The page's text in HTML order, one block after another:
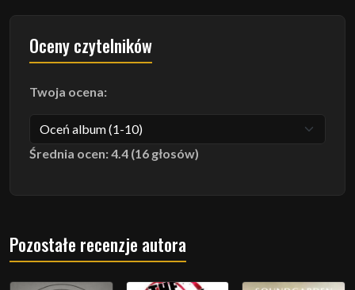
Oceny czytelników
Twoja ocena:
Średnia ocen: 4.4 (16 głosów)
Pozostałe recenzje autora